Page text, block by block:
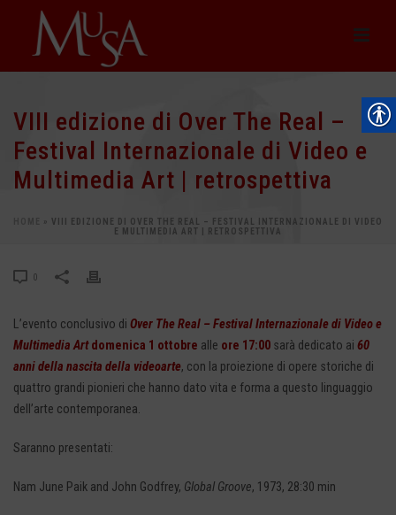
VIII edizione di Over The Real –
Festival Internazionale di Video e
Multimedia Art | retrospettiva
»
VIII EDIZIONE DI OVER THE REAL – FESTIVAL INTERNAZIONALE DI VIDEO
E MULTIMEDIA ART | RETROSPETTIVA
0
L’evento conclusivo di Over The Real – Festival Internazionale di Video e
Multimedia Art domenica 1 ottobre alle ore 17:00 sarà dedicato ai 60
anni della nascita della videoarte, con la proiezione di opere storiche di
quattro grandi pionieri che hanno dato vita e forma a questo linguaggio
dell’arte contemporanea.
Saranno presentati:
Nam June Paik and John Godfrey, Global Groove, 1973, 28:30 min